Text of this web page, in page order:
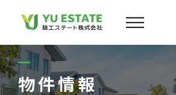
物件情報